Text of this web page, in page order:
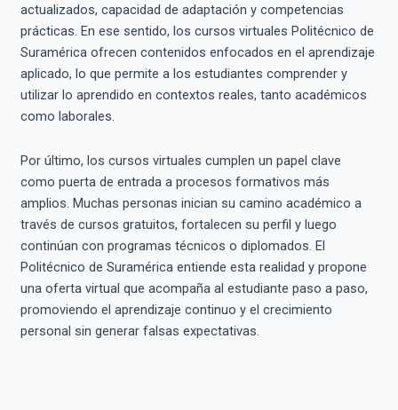
actualizados, capacidad de adaptación y competencias
prácticas. En ese sentido, los cursos virtuales Politécnico de
Suramérica ofrecen contenidos enfocados en el aprendizaje
aplicado, lo que permite a los estudiantes comprender y
utilizar lo aprendido en contextos reales, tanto académicos
como laborales.
Por último, los cursos virtuales cumplen un papel clave
como puerta de entrada a procesos formativos más
amplios. Muchas personas inician su camino académico a
través de cursos gratuitos, fortalecen su perfil y luego
continúan con programas técnicos o diplomados. El
Politécnico de Suramérica entiende esta realidad y propone
una oferta virtual que acompaña al estudiante paso a paso,
promoviendo el aprendizaje continuo y el crecimiento
personal sin generar falsas expectativas.